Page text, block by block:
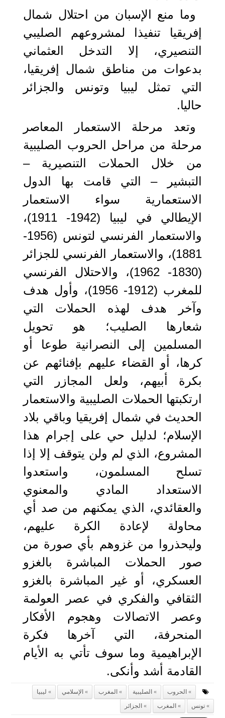
وما منع الإسبان من احتلال شمال
إفريقيا تنفيذا لمشروعهم الصليبي
التنصيري، إلا التدخل العثماني
بدعوات من مناطق شمال إفريقيا،
التي تمثل ليبيا وتونس والجزائر
حاليا.
وتعد مرحلة الاستعمار المعاصر
مرحلة من مراحل الحروب الصليبية
من خلال الحملات التنصيرية –
التبشير – التي قامت بها الدول
الاستعمارية سواء الاستعمار
الإيطالي في ليبيا (1942- 1911)،
والاستعمار الفرنسي لتونس (1956-
1881)، والاستعمار الفرنسي للجزائر
(1830- 1962)، والاحتلال الفرنسي
للمغرب (1912- 1956)، وأول هدف
وآخر هدف لهذه الحملات التي
شعارها الصليب؛ هو تحويل
المسلمين إلى النصرانية طوعا أو
كرها، أو القضاء عليهم بإفنائهم عن
بكرة أبيهم، ولعل المجازر التي
ارتكبتها الحملات الصليبية والاستعمار
الحديث في شمال إفريقيا وباقي بلاد
الإسلام؛ لدليل حي على إجرام هذا
المشروع، الذي لم ولن يتوقف إلا إذا
تسلح المسلمون، واستعدوا
الاستعداد المادي والمعنوي
والعقائدي، الذي يمكنهم من صد أي
محاولة لإعادة الكرة عليهم،
وليحذروا من غزوهم بأي صورة من
صور الحملات المباشرة بالغزو
العسكري، أو غير المباشرة بالغزو
الثقافي والفكري في عصر العولمة
وعصر الاتصالات وهجوم الأفكار
المنحرفة، التي آخرها فكرة
الإبراهيمية وما سوف تأتي به الأيام
القادمة أشد وأنكى.
الحروب الصليبية المغرب الإسلامي
ليبيا
تونس
المغرب الجزائر